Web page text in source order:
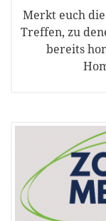
Merkt euch
Treffen, zu
bereits